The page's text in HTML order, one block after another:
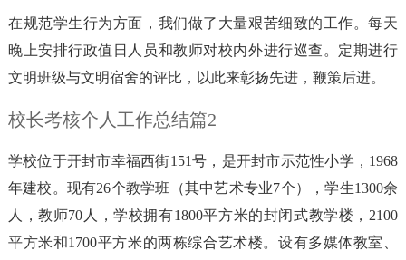
在规范学生行为方面，我们做了大量艰苦细致的工作。每天
晚上安排行政值日人员和教师对校内外进行巡查。定期进行
文明班级与文明宿舍的评比，以此来彰扬先进，鞭策后进。
校长考核个人工作总结篇2
学校位于开封市幸福西街151号，是开封市示范性小学，1968
年建校。现有26个教学班（其中艺术专业7个），学生1300余
人，教师70人，学校拥有1800平方米的封闭式教学楼，2100
平方米和1700平方米的两栋综合艺术楼。设有多媒体教室、